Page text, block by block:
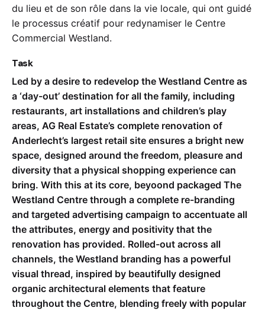
du lieu et de son rôle dans la vie locale, qui ont guidé
le processus créatif pour redynamiser le Centre
Commercial Westland.
Task
Led by a desire to redevelop the Westland Centre as
a ‘day-out’ destination for all the family, including
restaurants, art installations and children’s play
areas, AG Real Estate’s complete renovation of
Anderlecht’s largest retail site ensures a bright new
space, designed around the freedom, pleasure and
diversity that a physical shopping experience can
bring. With this at its core, beyoond packaged The
Westland Centre through a complete re-branding
and targeted advertising campaign to accentuate all
the attributes, energy and positivity that the
renovation has provided. Rolled-out across all
channels, the Westland branding has a powerful
visual thread, inspired by beautifully designed
organic architectural elements that feature
throughout the Centre, blending freely with popular